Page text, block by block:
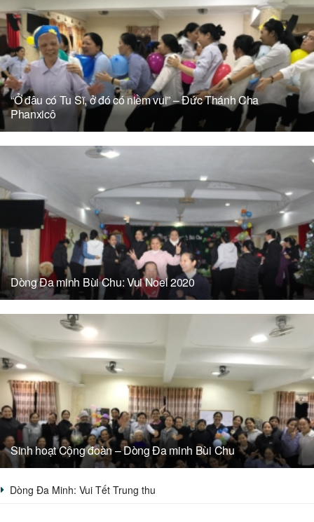
“Ở đâu có Tu Sĩ, ở đó có niềm vui” – Đức Thánh Cha
Phanxicô
Dòng Đa minh Bùi Chu: Vui Noel 2020
Sinh hoạt Cộng đoàn – Dòng Đa minh Bùi Chu
Dòng Đa Minh: Vui Tết Trung thu